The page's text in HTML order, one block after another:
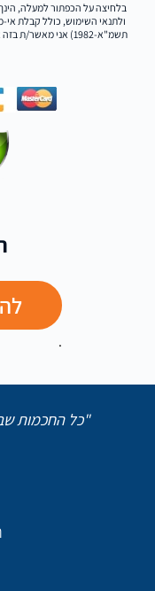
בלחיצה על הכפתור למעלה,
תשמ"א-1982) אני
.
"כל החכמות